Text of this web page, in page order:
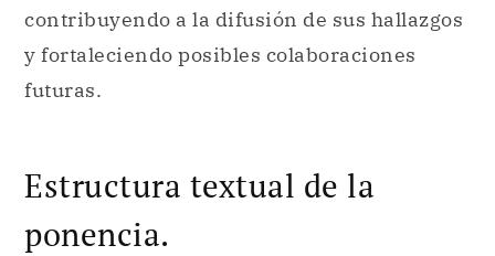
contribuyendo a la difusión de sus hallazgos
y fortaleciendo posibles colaboraciones
futuras.
Estructura textual de la
ponencia.